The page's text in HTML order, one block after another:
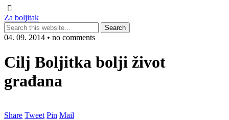
Za boljitak
04. 09. 2014 • no comments
Cilj Boljitka bolji život
građana
Share Tweet Pin Mail